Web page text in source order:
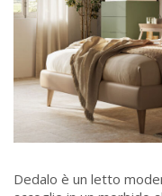
Dedalo è un letto